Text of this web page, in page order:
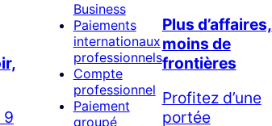
9
Business
Paiements
internationaux
professionnels
Compte
professionnel
Paiement
groupé
Plus d’affaires,
moins de
frontières
Profitez d’une
portée